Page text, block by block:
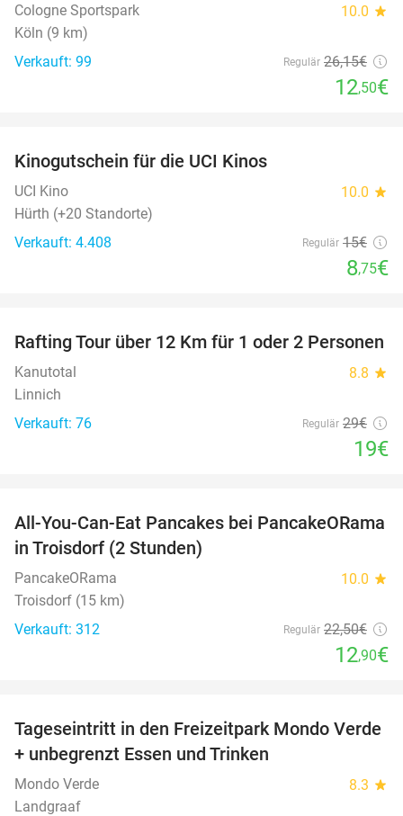
Cologne Sportspark 10.0 star
Köln (9 km)
Verkauft: 99
Regulär 26,15€
12,50€
Kinogutschein für die UCI Kinos
UCI Kino 10.0 star
Hürth (+20 Standorte)
Verkauft: 4.408
Regulär 15€
8,75€
34%
Rafting Tour über 12 Km für 1 oder 2 Personen
Kanutotal 8.8 star
Linnich
Verkauft: 76
Regulär 29€
19€
43%
All-You-Can-Eat Pancakes bei PancakeORama
in Troisdorf (2 Stunden)
PancakeORama 10.0 star
Troisdorf (15 km)
Verkauft: 312
Regulär 22,50€
12,90€
25%
Tageseintritt in den Freizeitpark Mondo Verde
+ unbegrenzt Essen und Trinken
Mondo Verde 8.3 star
Landgraaf